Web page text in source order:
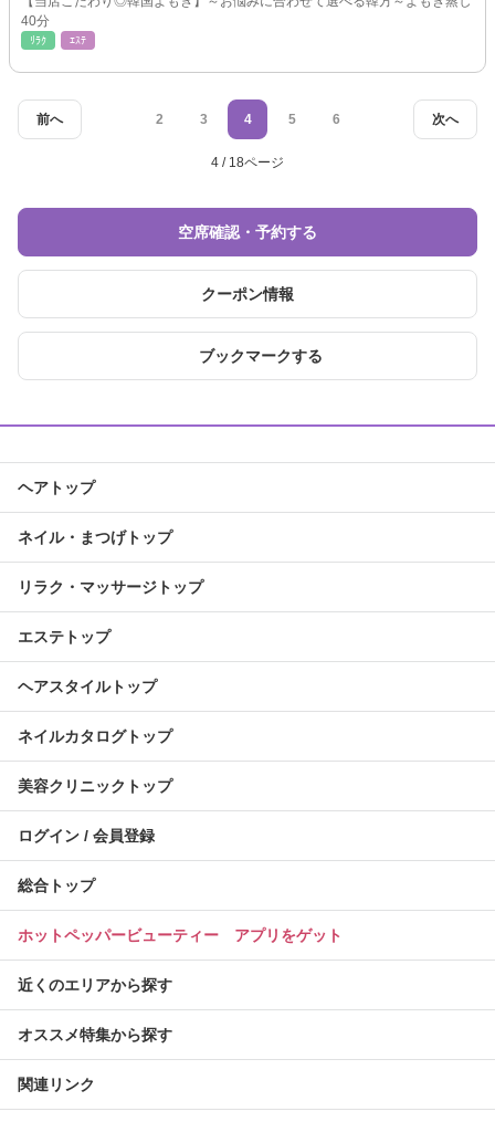
40分
ﾘﾗｸ ｴｽﾃ
前へ 次へ
2 3 4 5 6
4 / 18ページ
空席確認・予約する
クーポン情報
ブックマークする
ヘアトップ
ネイル・まつげトップ
リラク・マッサージトップ
エステトップ
ヘアスタイルトップ
ネイルカタログトップ
美容クリニックトップ
ログイン / 会員登録
総合トップ
ホットペッパービューティー アプリをゲット
近くのエリアから探す
オススメ特集から探す
関連リンク